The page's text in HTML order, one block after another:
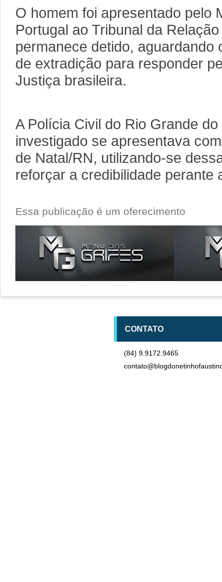
O homem foi apresentado pelo
Portugal ao Tribunal da
permanece detido, aguardando
de extradição para responder
Justiça brasileira.
A Polícia Civil do Rio Grande
investigado se apresentava
de Natal/RN, utilizando-se
reforçar a credibilidade perante
Essa publicação é um oferecimento
CONTATO
(84) 9.9172.9465